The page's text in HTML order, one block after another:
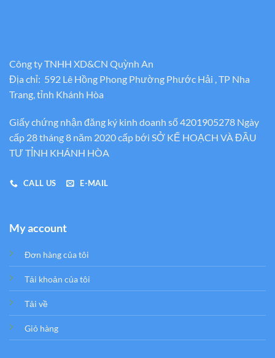
Công ty TNHH XD&CN Quỳnh An
Địa chỉ: 592 Lê Hồng Phong Phường Phước Hải , TP Nha
Trang, tỉnh Khánh Hòa
Giấy chứng nhận đăng ký kinh doanh số 4201905278 Ngày
cấp 28 tháng 8 năm 2020 cấp bới SỞ KẾ HOẠCH VÀ ĐẦU
TƯ TỈNH KHÁNH HÒA
CALL US E-MAIL
My account
Đơn hàng của tôi
Tải khoản của tôi
Tải về
Giỏ hàng